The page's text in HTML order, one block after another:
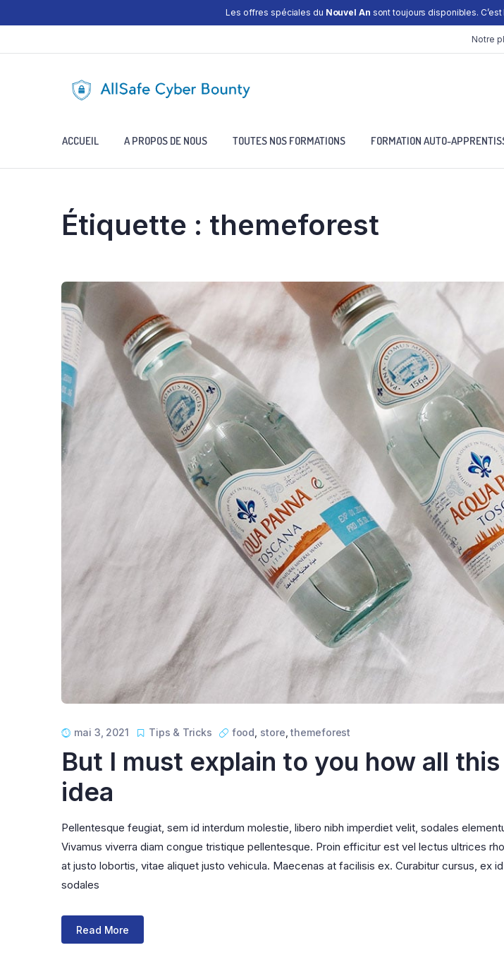
Les offres spéciales du Nouvel An sont toujours disponibles.
Notre
ACCUEIL A PROPOS DE NOUS TOUTES NOS FORMATIONS FORMATION AUTO-
Étiquette : themeforest
mai 3, 2021 Tips & Tricks food store ,themeforest
But I must explain to you how all
idea
Pellentesque feugiat, sem id interdum molestie, libero nibh imperdiet velit, sodales
Vivamus viverra diam congue tristique pellentesque. Proin efficitur est vel lectus ultrices
at justo lobortis, vitae aliquet justo vehicula. Maecenas at facilisis ex. Curabitur cursus, ex
sodales
Read More